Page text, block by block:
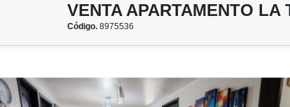
VENTA APARTAMENTO
Código. 8975536